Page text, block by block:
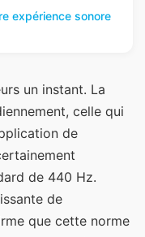
expérience sonore
un instant. La
celle qui
de
de 440 Hz.
de
que cette norme